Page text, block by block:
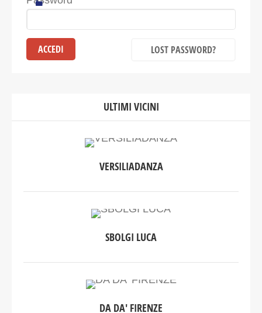
LOST PASSWORD?
ULTIMI VICINI
VERSILIADANZA
SBOLGI LUCA
DA DA' FIRENZE